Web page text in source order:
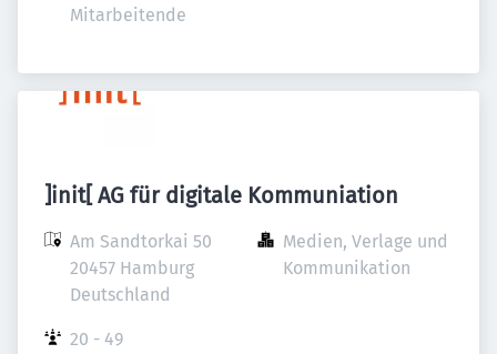
Mitarbeitende
]init[ AG für digitale Kommuniation
Am Sandtorkai 50
20457 Hamburg
Deutschland
Medien, Verlage und
Kommunikation
20 - 49